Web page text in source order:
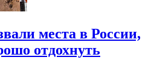
места в России,
отдохнуть